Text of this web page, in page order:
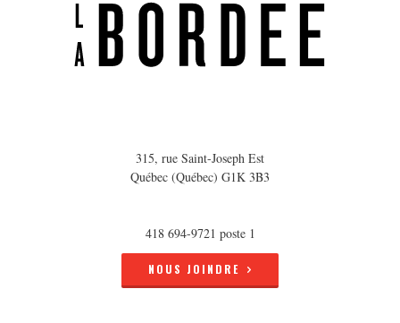
315, rue Saint-Joseph Est
Québec (Québec) G1K 3B3
418 694-9721 poste 1
NOUS JOINDRE